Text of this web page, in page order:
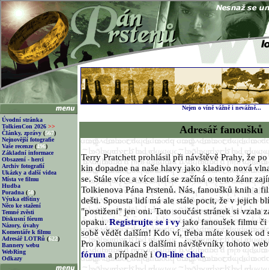
Úvodní stránka
TolkienCon 2026 >>
Články, zprávy (567)
Nejnovější fotografie
Vaše recenze (496)
Základní informace
Obsazení - herci
Archiv fotografií
Ukázky a další videa
Místa ve filmu
Hudba
Poradna (50)
Výuka elfštiny
Něco ke stažení
Temné zvěsti
Diskusní fórum
Názory, úvahy
Komentáře k filmu
Adresář LOTRů (622)
Bannery webu
WebRing
Odkazy
Nejen o víně vážně i nevážně...
Adresář fanoušků
Terry Pratchett prohlásil při návštěvě Prahy, že
kin dopadne na naše hlavy jako kladivo nová
se. Stále více a více lidí se začíná o tento žánr
Tolkienova Pána Prstenů. Nás, fanoušků knih a
dešti. Spousta lidí má ale stále pocit, že v jejich
"postiženi" jen oni. Tato součást stránek si vzala
opaku.Registrujte se i vyjako fanoušek filmu či
sobě vědět dalším! Kdo ví, třeba máte kousek od
Pro komunikaci s dalšími návštěvníky tohoto
fóruma případně iOn-line chat.